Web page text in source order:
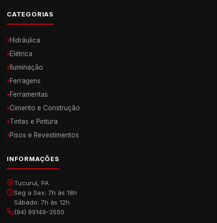
CATEGORIAS
›Hidráulica
›Elétrica
› Iluminação
›Ferragens
›Ferramentas
›Cimento e Construção
›Tintas e Pintura
›Pisos e Revestimentos
INFORMAÇÕES
Tucuruí, PA
Seg a Sex: 7h às 18h
Sábado: 7h às 12h
(94) 99149-3550